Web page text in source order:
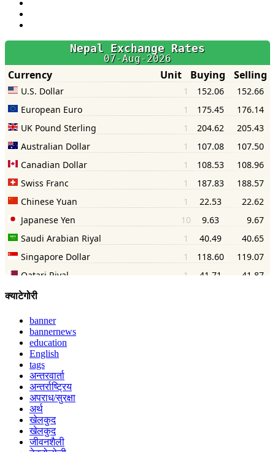
क्याटेगोरी
banner
bannernews
education
English
tags
अन्तरवार्ता
अन्तर्राष्ट्रिय
अपराध/सुरक्षा
अर्थ
खेलकुद
खेलकुद
जीवनशैली